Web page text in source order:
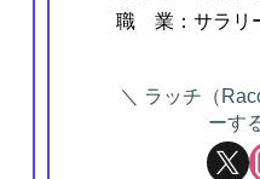
職 業：サラリ
ラッチ（
ーす